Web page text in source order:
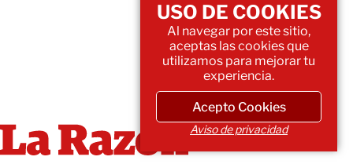
USO DE COOKIES
Al navegar por este sitio,
aceptas las cookies que
utilizamos para mejorar tu
experiencia.
Acepto Cookies
Aviso de privacidad